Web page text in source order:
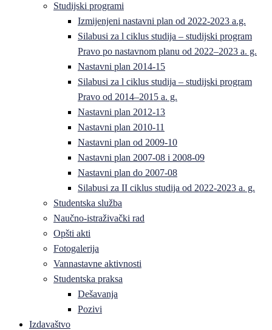
Studijski programi
Izmijenjeni nastavni plan od 2022-2023 a.g.
Silabusi za l ciklus studija – studijski program
Pravo po nastavnom planu od 2022–2023 a. g.
Nastavni plan 2014-15
Silabusi za l ciklus studija – studijski program
Pravo od 2014–2015 a. g.
Nastavni plan 2012-13
Nastavni plan 2010-11
Nastavni plan od 2009-10
Nastavni plan 2007-08 i 2008-09
Nastavni plan do 2007-08
Silabusi za II ciklus studija od 2022-2023 a. g.
Studentska služba
Naučno-istraživački rad
Opšti akti
Fotogalerija
Vannastavne aktivnosti
Studentska praksa
Dešavanja
Pozivi
Izdavaštvo